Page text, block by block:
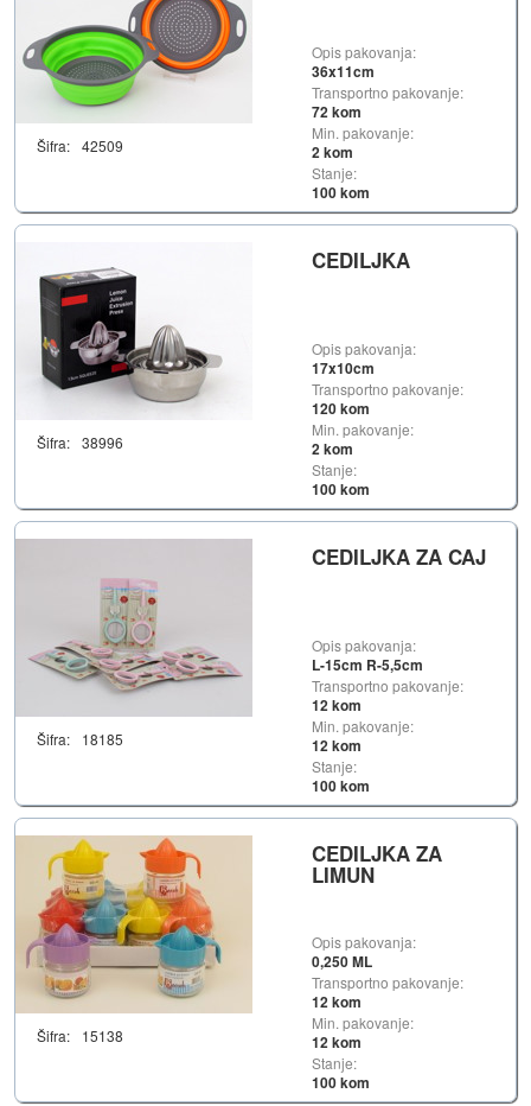
Šifra: 42509
Opis pakovanja:
36x11cm
Transportno pakovanje:
72 kom
Min. pakovanje:
2 kom
Stanje:
100 kom
Šifra: 38996
CEDILJKA
Opis pakovanja:
17x10cm
Transportno pakovanje:
120 kom
Min. pakovanje:
2 kom
Stanje:
100 kom
Šifra: 18185
CEDILJKA ZA CAJ
Opis pakovanja:
L-15cm R-5,5cm
Transportno pakovanje:
12 kom
Min. pakovanje:
12 kom
Stanje:
100 kom
Šifra: 15138
CEDILJKA ZA
LIMUN
Opis pakovanja:
0,250 ML
Transportno pakovanje:
12 kom
Min. pakovanje:
12 kom
Stanje:
100 kom